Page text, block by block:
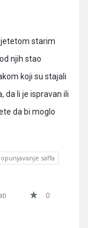
starim
njih stao
koji su stajali
da li je ispravan ili
da bi moglo
saffa
0